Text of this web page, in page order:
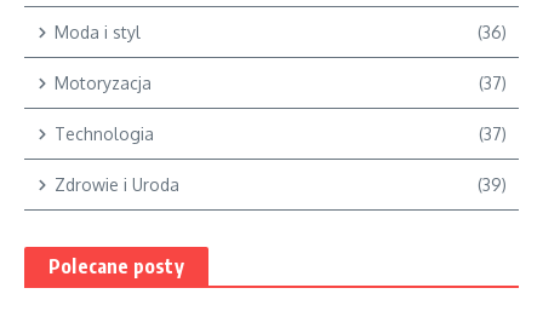
Moda i styl (36)
Motoryzacja (37)
Technologia (37)
Zdrowie i Uroda (39)
Polecane posty